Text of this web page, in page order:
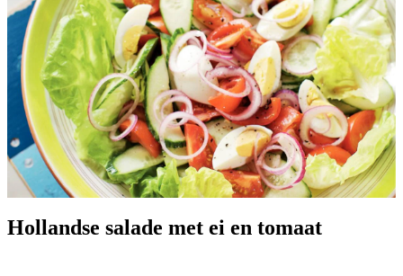
Hollandse salade met ei en tomaat